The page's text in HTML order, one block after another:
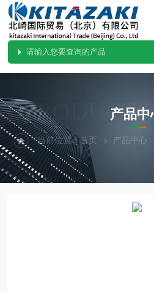
产品中
当前位置：首页 产品中心